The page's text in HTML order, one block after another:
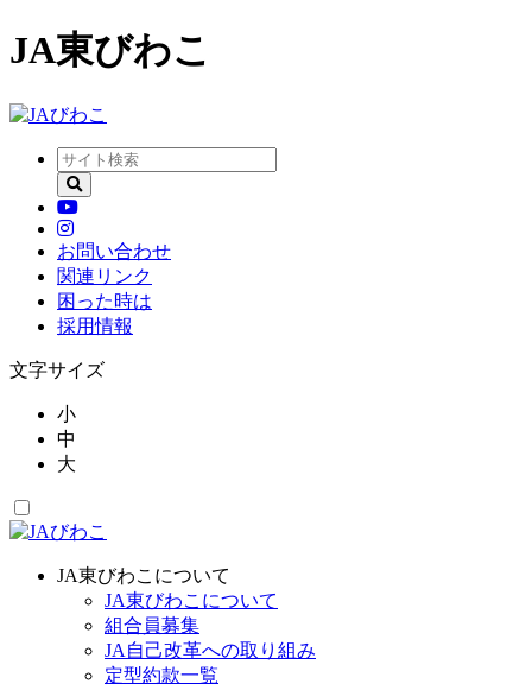
JA東びわこ
お問い合わせ
関連リンク
困った時は
採用情報
文字サイズ
小
中
大
JA東びわこについて
JA東びわこについて
組合員募集
JA自己改革への取り組み
定型約款一覧